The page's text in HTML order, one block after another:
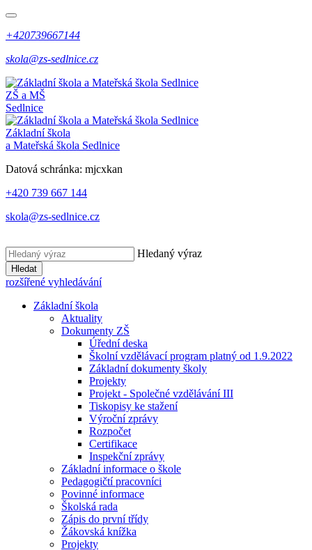
+420739667144
skola@zs-sedlnice.cz
ZŠ a MŠ
Sedlnice
Základní škola
a Mateřská škola Sedlnice
Datová schránka: mjcxkan
+420 739 667 144
skola@zs-sedlnice.cz
Hledaný výraz
Hledat
rozšířené vyhledávání
Základní škola
Aktuality
Dokumenty ZŠ
Úřední deska
Školní vzdělávací program platný od 1.9.2022
Základní dokumenty školy
Projekty
Projekt - Společné vzdělávání III
Tiskopisy ke stažení
Výroční zprávy
Rozpočet
Certifikace
Inspekční zprávy
Základní informace o škole
Pedagogičtí pracovníci
Povinné informace
Školská rada
Zápis do první třídy
Žákovská knížka
Projekty